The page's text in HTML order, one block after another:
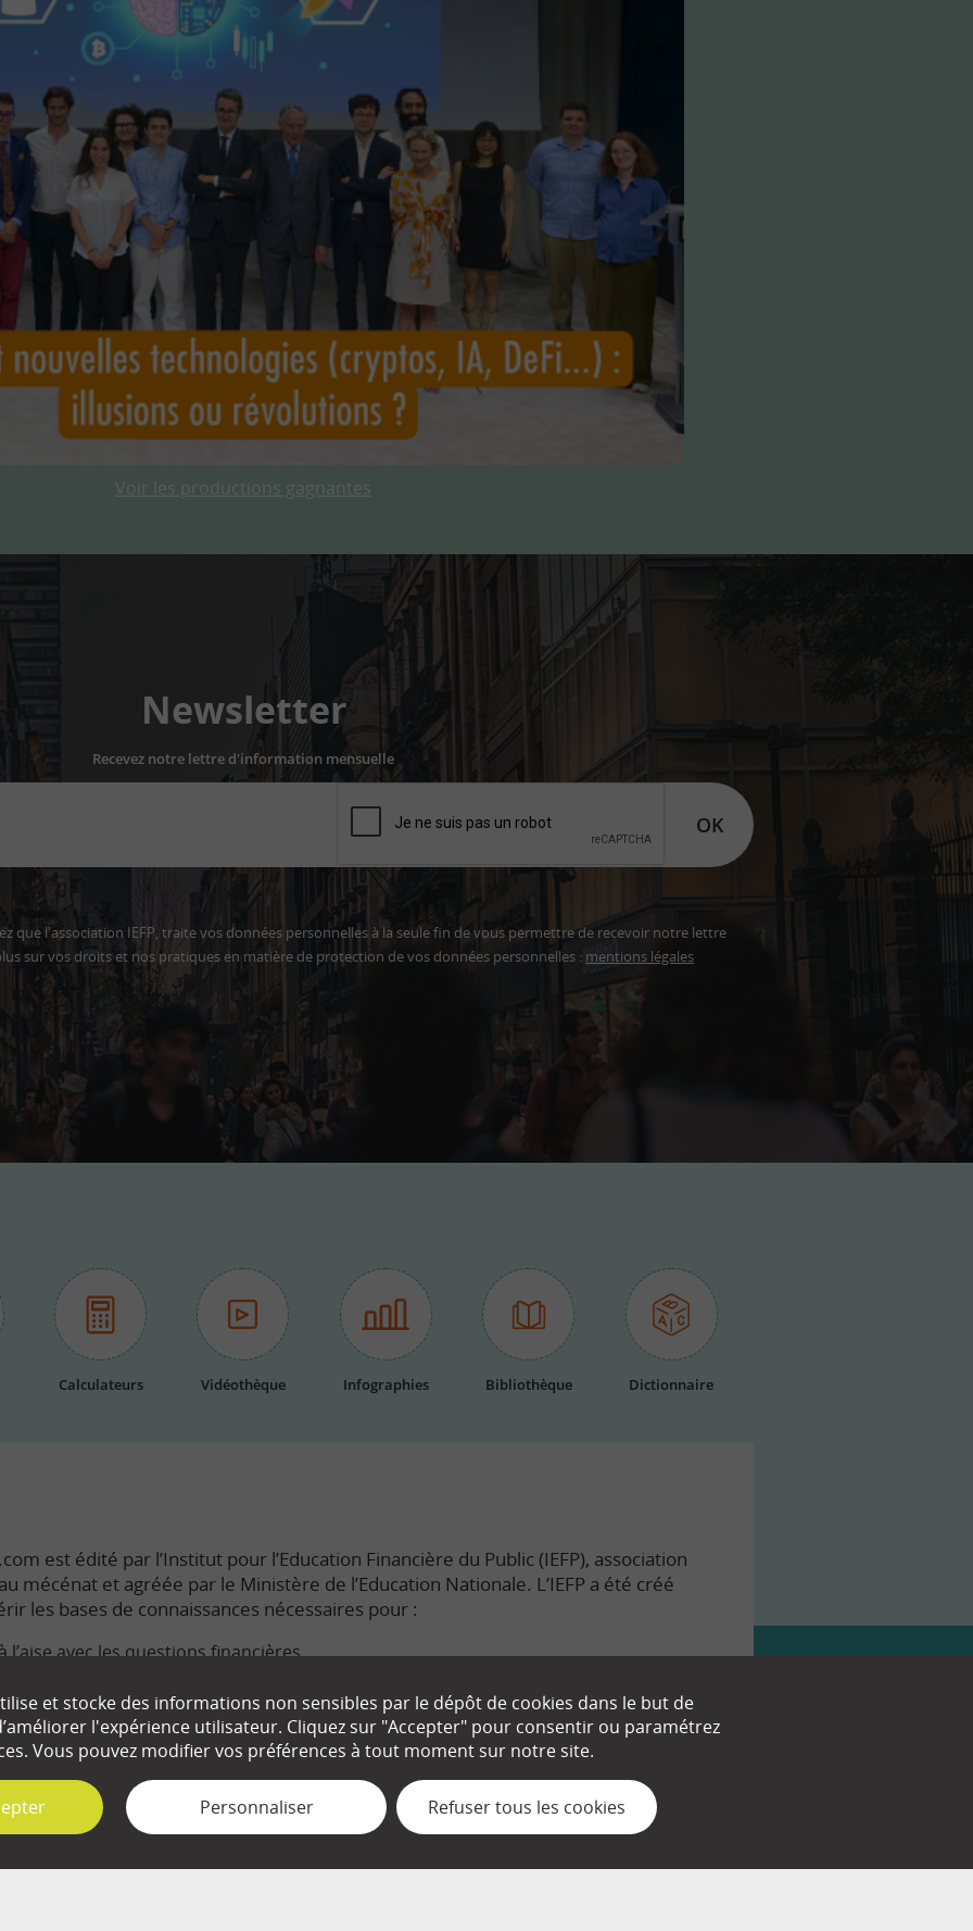
Voir les productions gagnantes
Newsletter
Recevez notre lettre d'information mensuelle
OK
que l'association IEFP, traite vos données personnelles à la seule fin de vous permettre de recevoir notre lettre
sur vos droits et nos pratiques en matière de protection de vos données personnelles : mentions légales
Calculateurs Vidéothèque Infographies Bibliothèque Dictionnaire
est édité par l’Institut pour l’Education Financière du Public (IEFP), association
mécénat et agréée par le Ministère de l’Education Nationale. L’IEFP a été créé
les bases de connaissances nécessaires pour :
l’aise avec les questions financières.
enjeux économiques du monde dans lequel nous vivons.
connaissance de cause les décisions qui nous concernent.
et stocke des informations non sensibles par le dépôt de cookies dans le but de
l'expérience utilisateur. Cliquez sur "Accepter" pour consentir ou paramétrez
Vous pouvez modifier vos préférences à tout moment sur notre site.
Personnaliser Refuser tous les cookies